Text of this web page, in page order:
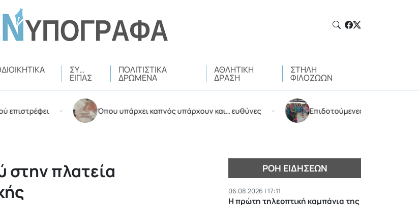
ΣΥ…
ΕΊΠΑΣ
ΠΟΛΙΤΙΣΤΙΚΆ
ΔΡΏΜΕΝΑ
ΑΘΛΗΤΙΚΉ
ΔΡΆΣΗ
ΣΤΉΛΗ
ΦΙΛΌΖΩΩΝ
• Όπου υπάρχει καπνός υπάρχουν και… ευθύνες • Επιδοτούμενες διακοπές από τον
στην πλατεία
ΡΟΉ ΕΙΔΉΣΕΩΝ
06.08.2026 | 17:11
Η πρώτη τηλεοπτική καμπάνια της